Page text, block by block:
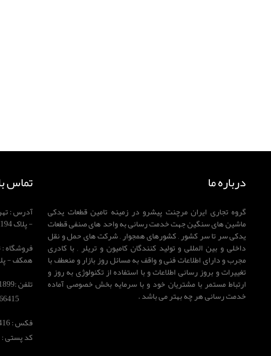
درباره ما
گروه تجاری ایران مرچنت پیشرو در زمینه تامین قطعات یدکی
ماشین های سنگین جهت خدمت رسانی به واحد های صنفی قطعات
یدکی سر تا سر کشور , کشورهای همجوار , شرکت های حمل و نقل
داخلی و بین المللی و تولید کنندگان کامیون و تریلر , با کادری
مجرب و دارای اطلاعات فنی و واقف به مسائل روز بازار و منعطف با
تغییرات و بروز رسانی اطلاعات و با استفاده از تکنولوژی به روز و
ارتباط مستمر با مشتریان خود و با سرمایه بخش خصوصی آماده
خدمت رسانی هر چه بهتر می باشد .
تماس
آدرس :
- پلاک 194
فروشگاه
همکف -
تلفن :02155281899 - 02155281893
فکس :‌ 02155266416
کد پستی : 3319187893